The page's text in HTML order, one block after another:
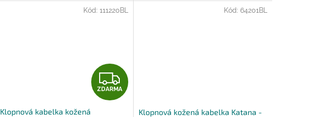
Z
D
ZDARMA
Klopnová kabelka kožená
Kód: 111220BL
Klopnová kožená kabelka Katana -
Kód: 64201BL